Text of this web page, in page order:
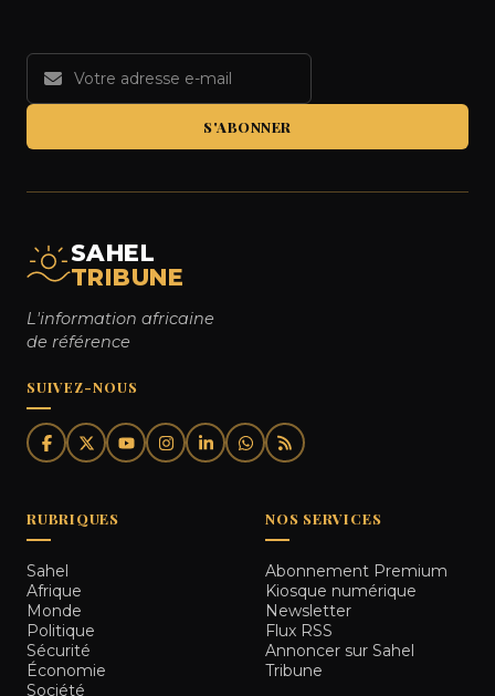
S'ABONNER
SAHEL
TRIBUNE
L'information africaine
de référence
SUIVEZ-NOUS
RUBRIQUES
Sahel
Afrique
Monde
Politique
Sécurité
Économie
Société
NOS SERVICES
Abonnement Premium
Kiosque numérique
Newsletter
Flux RSS
Annoncer sur Sahel
Tribune